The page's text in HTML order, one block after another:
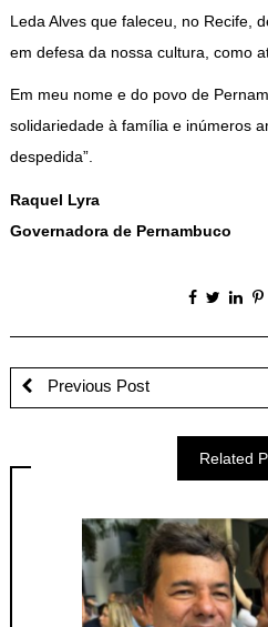
Leda Alves que faleceu, no Recife,
em defesa da nossa cultura, como
Em meu nome e do povo de
solidariedade à família e inúmeros
despedida”.
Raquel Lyra
Governadora de Pernambuco
Previous Post
Related